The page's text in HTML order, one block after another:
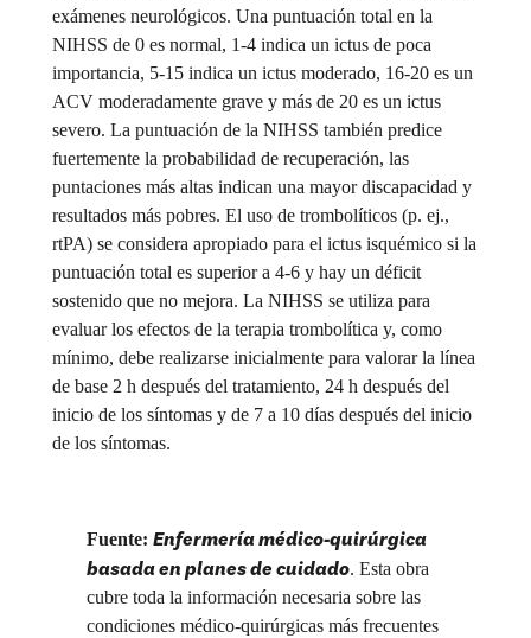
exámenes neurológicos. Una puntuación total en la
NIHSS de 0 es normal, 1-4 indica un ictus de poca
importancia, 5-15 indica un ictus moderado, 16-20 es un
ACV moderadamente grave y más de 20 es un ictus
severo. La puntuación de la NIHSS también predice
fuertemente la probabilidad de recuperación, las
puntaciones más altas indican una mayor discapacidad y
resultados más pobres. El uso de trombolíticos (p. ej.,
rtPA) se considera apropiado para el ictus isquémico si la
puntuación total es superior a 4-6 y hay un déficit
sostenido que no mejora. La NIHSS se utiliza para
evaluar los efectos de la terapia trombolítica y, como
mínimo, debe realizarse inicialmente para valorar la línea
de base 2 h después del tratamiento, 24 h después del
inicio de los síntomas y de 7 a 10 días después del inicio
de los síntomas.
Fuente: Enfermería médico-quirúrgica
basada en planes de cuidado. Esta obra
cubre toda la información necesaria sobre las
condiciones médico-quirúrgicas más frecuentes